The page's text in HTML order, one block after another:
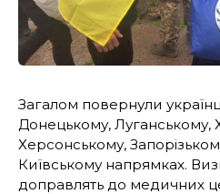
Загалом повернули
Донецькому, Луганському,
Херсонському,
Київському напрямках.
доправлять до медичних